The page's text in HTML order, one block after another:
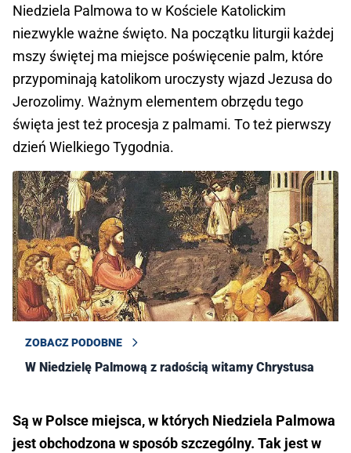
Niedziela Palmowa to w Kościele Katolickim
niezwykle ważne święto. Na początku liturgii każdej
mszy świętej ma miejsce poświęcenie palm, które
przypominają katolikom uroczysty wjazd Jezusa do
Jerozolimy. Ważnym elementem obrzędu tego
święta jest też procesja z palmami. To też pierwszy
dzień Wielkiego Tygodnia.
ZOBACZ PODOBNE
W Niedzielę Palmową z radością witamy Chrystusa
Są w Polsce miejsca, w których Niedziela Palmowa
jest obchodzona w sposób szczególny. Tak jest w